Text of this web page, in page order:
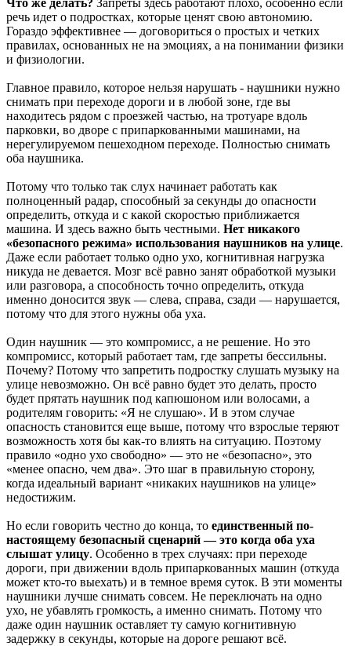
речь идет о подростках, которые ценят свою автономию.
Гораздо эффективнее — договориться о простых и четких
правилах, основанных не на эмоциях, а на понимании физики
и физиологии.
Главное правило, которое нельзя нарушать - наушники нужно
снимать при переходе дороги и в любой зоне, где вы
находитесь рядом с проезжей частью, на тротуаре вдоль
парковки, во дворе с припаркованными машинами, на
нерегулируемом пешеходном переходе. Полностью снимать
оба наушника.
Потому что только так слух начинает работать как
полноценный радар, способный за секунды до опасности
определить, откуда и с какой скоростью приближается
машина. И здесь важно быть честными. Нет никакого
«безопасного режима» использования наушников на улице.
Даже если работает только одно ухо, когнитивная нагрузка
никуда не девается. Мозг всё равно занят обработкой музыки
или разговора, а способность точно определить, откуда
именно доносится звук — слева, справа, сзади — нарушается,
потому что для этого нужны оба уха.
Один наушник — это компромисс, а не решение. Но это
компромисс, который работает там, где запреты бессильны.
Почему? Потому что запретить подростку слушать музыку на
улице невозможно. Он всё равно будет это делать, просто
будет прятать наушник под капюшоном или волосами, а
родителям говорить: «Я не слушаю». И в этом случае
опасность становится еще выше, потому что взрослые теряют
возможность хотя бы как-то влиять на ситуацию. Поэтому
правило «одно ухо свободно» — это не «безопасно», это
«менее опасно, чем два». Это шаг в правильную сторону,
когда идеальный вариант «никаких наушников на улице»
недостижим.
Но если говорить честно до конца, то единственный по-
настоящему безопасный сценарий — это когда оба уха
слышат улицу. Особенно в трех случаях: при переходе
дороги, при движении вдоль припаркованных машин (откуда
может кто-то выехать) и в темное время суток. В эти моменты
наушники лучше снимать совсем. Не переключать на одно
ухо, не убавлять громкость, а именно снимать. Потому что
даже один наушник оставляет ту самую когнитивную
задержку в секунды, которые на дороге решают всё.